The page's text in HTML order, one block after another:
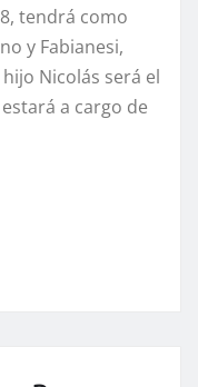
tendrá como
y Fabianesi,
Nicolás será el
a cargo de